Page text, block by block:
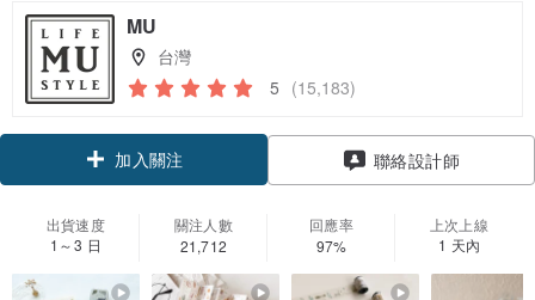
MU
台灣
5 (15,183)
加入關注 聯絡設計師
出貨速度
1～3 日
關注人數
21,712
回應率
97%
上次上線
1 天內